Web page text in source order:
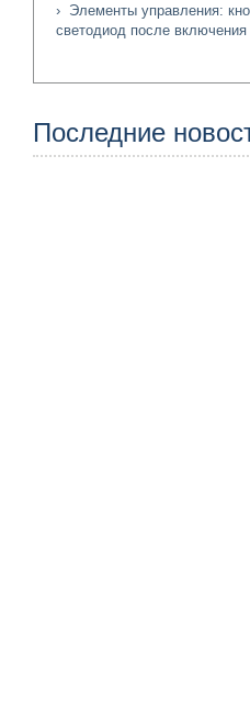
› Элементы управления:
светодиод после включения
Последние